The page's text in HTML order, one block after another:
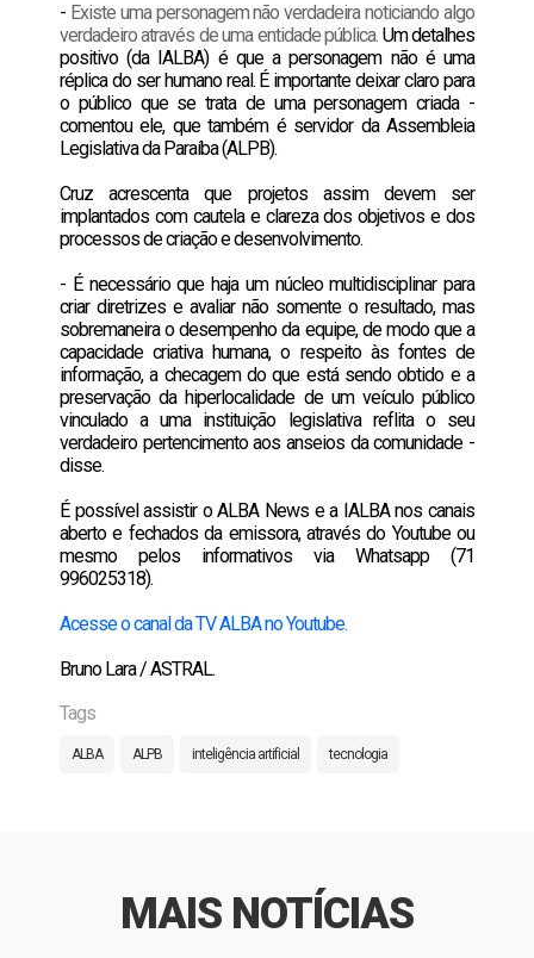
- Existe uma personagem não verdadeira noticiando algo
verdadeiro através de uma entidade pública. Um detalhes
positivo (da IALBA) é que a personagem não é uma
réplica do ser humano real. É importante deixar claro para
o público que se trata de uma personagem criada -
comentou ele, que também é servidor da Assembleia
Legislativa da Paraíba (ALPB).
Cruz acrescenta que projetos assim devem ser
implantados com cautela e clareza dos objetivos e dos
processos de criação e desenvolvimento.
- É necessário que haja um núcleo multidisciplinar para
criar diretrizes e avaliar não somente o resultado, mas
sobremaneira o desempenho da equipe, de modo que a
capacidade criativa humana, o respeito às fontes de
informação, a checagem do que está sendo obtido e a
preservação da hiperlocalidade de um veículo público
vinculado a uma instituição legislativa reflita o seu
verdadeiro pertencimento aos anseios da comunidade -
disse.
É possível assistir o ALBA News e a IALBA nos canais
aberto e fechados da emissora, através do Youtube ou
mesmo pelos informativos via Whatsapp (71
996025318).
Acesse o canal da TV ALBA no Youtube.
Bruno Lara / ASTRAL.
Tags
ALBA ALPB inteligência artificial tecnologia
MAIS NOTÍCIAS